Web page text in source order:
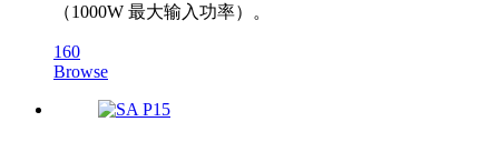
（1000W 最大输入功率）。
160
Browse